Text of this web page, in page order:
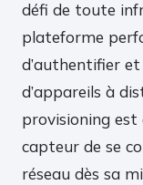
défi de toute
plateforme
d’authentifier
d’appareils à
provisioning est
capteur de se
réseau dès sa